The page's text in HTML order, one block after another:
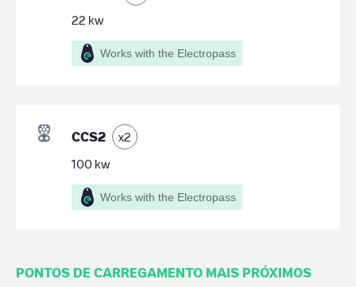
22 kw
Works with the Electropass
CCS2 x2
100 kw
Works with the Electropass
PONTOS DE CARREGAMENTO MAIS PRÓXIMOS